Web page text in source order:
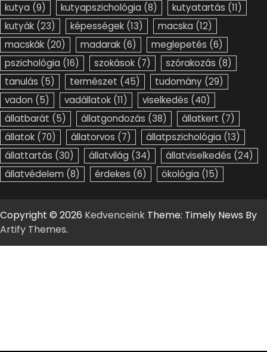
kutya (9) kutyapszichológia (8) kutyatartás (11)
kutyák (23) képességek (13) macska (12)
macskák (20) madarak (6) meglepetés (6)
pszichológia (16) szokások (7) szórakozás (8)
tanulás (5) természet (45) tudomány (29)
vadon (5) vadállatok (11) viselkedés (40)
állatbarát (5) állatgondozás (38) állatkert (7)
állatok (70) állatorvos (7) állatpszichológia (13)
állattartás (30) állatvilág (34) állatviselkedés (24)
állatvédelem (8) érdekes (6) ökológia (15)
Copyright © 2026 Kedvenceink Theme: Timely News By
Artify Themes.